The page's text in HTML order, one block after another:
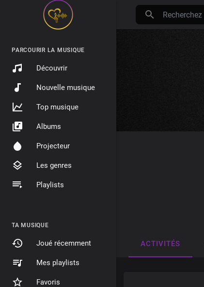
PARCOURIR LA MUSIQUE
Découvrir
Nouvelle musique
Top musique
Albums
Projecteur
Les genres
Playlists
TA MUSIQUE
Joué récemment
Mes playlists
Favoris
ACTIVITÉS